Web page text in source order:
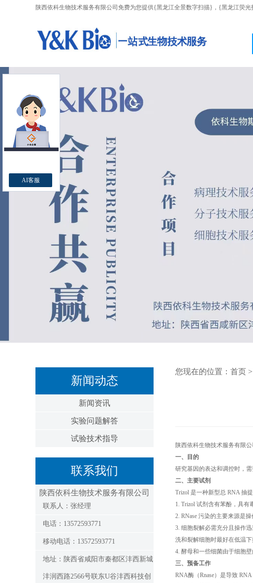
陕西依科生物技术服务有限公司免费为您提供{黑龙江全景数字扫描} ，{黑龙江荧
新闻动态
新闻资讯
实验问题解答
试验技术指导
联系我们
陕西依科生物技术服务有限公司
联系人：张经理
电话：13572593771
移动电话：13572593771
地址：陕西省咸阳市秦都区沣西新城
沣润西路2566号联东U谷沣西科技创
您现在的位置： 首页 >
陕西依科生物技术服务有限
一、目的
研究基因的表达和调控时，
二、主要试剂
Trizol 是一种新型总 RNA 抽
1. Trizol 试剂含有苯酚，具有
2. RNase 污染的主要来源是
3. 细胞裂解必需充分且操作
洗和裂解细胞时最好在低温下
4. 酵母和一些细菌由于细胞
三、预备工作
RNA酶（Rnase）是导致
AI客服